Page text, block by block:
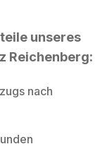
unseres
Reichenberg:
nach